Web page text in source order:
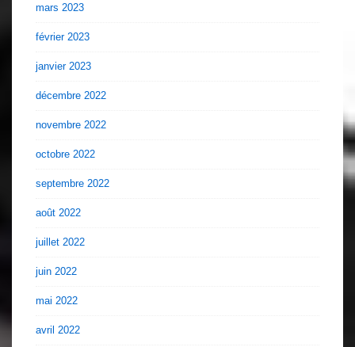
mars 2023
février 2023
janvier 2023
décembre 2022
novembre 2022
octobre 2022
septembre 2022
août 2022
juillet 2022
juin 2022
mai 2022
avril 2022